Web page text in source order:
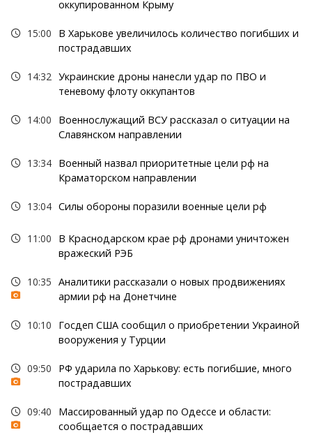
оккупированном Крыму
15:00
В Харькове увеличилось количество погибших и
пострадавших
14:32 Украинские дроны нанесли удар по ПВО и
теневому флоту оккупантов
14:00
Военнослужащий ВСУ рассказал о ситуации на
Славянском направлении
13:34 Военный назвал приоритетные цели рф на
Краматорском направлении
13:04 Силы обороны поразили военные цели рф
11:00
В Краснодарском крае рф дронами уничтожен
вражеский РЭБ
10:35 Аналитики рассказали о новых продвижениях
армии рф на Донетчине
10:10
Госдеп США сообщил о приобретении Украиной
вооружения у Турции
09:50
РФ ударила по Харькову: есть погибшие, много
пострадавших
09:40
Массированный удар по Одессе и области:
сообщается о пострадавших